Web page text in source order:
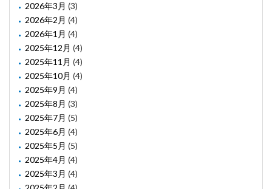
2026年3月 (3)
2026年2月 (4)
2026年1月 (4)
2025年12月 (4)
2025年11月 (4)
2025年10月 (4)
2025年9月 (4)
2025年8月 (3)
2025年7月 (5)
2025年6月 (4)
2025年5月 (5)
2025年4月 (4)
2025年3月 (4)